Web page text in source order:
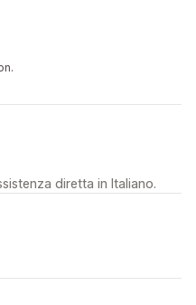
diretta in Italiano.